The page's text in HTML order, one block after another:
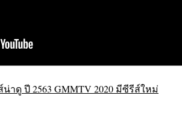
าดู ปี 2563 GMMTV 2020 มีซีรีส์ใหม่